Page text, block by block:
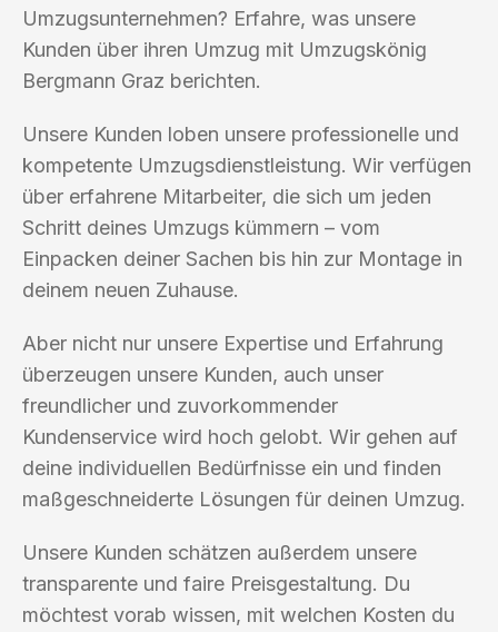
Umzugsunternehmen? Erfahre, was unsere
Kunden über ihren Umzug mit Umzugskönig
Bergmann Graz berichten.
Unsere Kunden loben unsere professionelle und
kompetente Umzugsdienstleistung. Wir verfügen
über erfahrene Mitarbeiter, die sich um jeden
Schritt deines Umzugs kümmern – vom
Einpacken deiner Sachen bis hin zur Montage in
deinem neuen Zuhause.
Aber nicht nur unsere Expertise und Erfahrung
überzeugen unsere Kunden, auch unser
freundlicher und zuvorkommender
Kundenservice wird hoch gelobt. Wir gehen auf
deine individuellen Bedürfnisse ein und finden
maßgeschneiderte Lösungen für deinen Umzug.
Unsere Kunden schätzen außerdem unsere
transparente und faire Preisgestaltung. Du
möchtest vorab wissen, mit welchen Kosten du